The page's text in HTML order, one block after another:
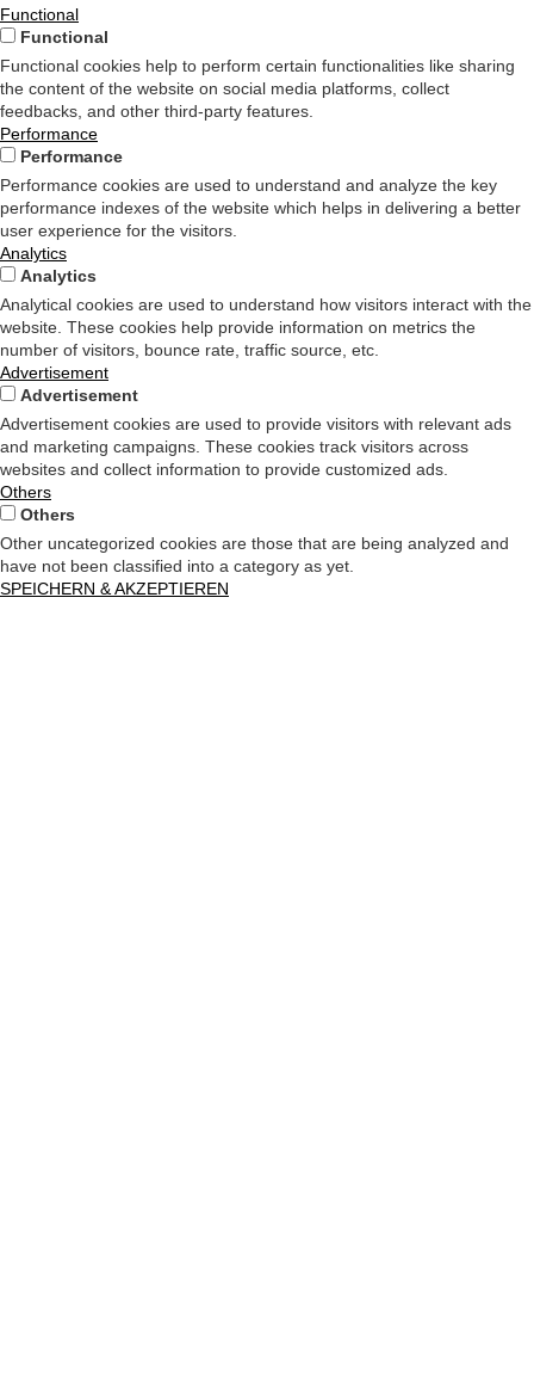
Functional
Functional
Functional cookies help to perform certain functionalities like sharing
the content of the website on social media platforms, collect
feedbacks, and other third-party features.
Performance
Performance
Performance cookies are used to understand and analyze the key
performance indexes of the website which helps in delivering a better
user experience for the visitors.
Analytics
Analytics
Analytical cookies are used to understand how visitors interact with the
website. These cookies help provide information on metrics the
number of visitors, bounce rate, traffic source, etc.
Advertisement
Advertisement
Advertisement cookies are used to provide visitors with relevant ads
and marketing campaigns. These cookies track visitors across
websites and collect information to provide customized ads.
Others
Others
Other uncategorized cookies are those that are being analyzed and
have not been classified into a category as yet.
SPEICHERN & AKZEPTIEREN